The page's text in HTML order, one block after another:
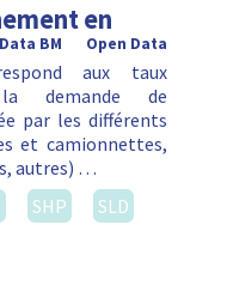
en
Open Data
Data BM
aux taux
demande de
par les différents
et camionnettes,
autres) …
SHP
SLD